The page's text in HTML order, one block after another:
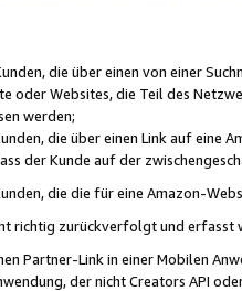
die über einen von einer
oder Websites, die Teil des
werden;
die über einen Link auf eine
der Kunde auf der
die die für eine Amazon-
richtig zurückverfolgt und erfasst
Partner-Link in einer Mobilen
der nicht Creators API